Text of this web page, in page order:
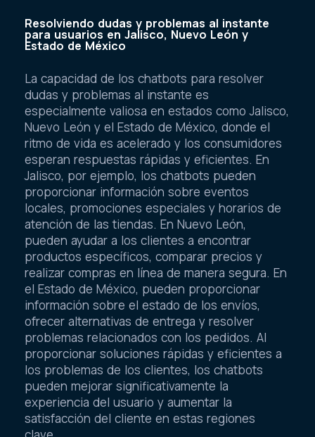
Resolviendo dudas y problemas al instante
para usuarios en Jalisco, Nuevo León y
Estado de México
La capacidad de los chatbots para resolver
dudas y problemas al instante es
especialmente valiosa en estados como Jalisco,
Nuevo León y el Estado de México, donde el
ritmo de vida es acelerado y los consumidores
esperan respuestas rápidas y eficientes. En
Jalisco, por ejemplo, los chatbots pueden
proporcionar información sobre eventos
locales, promociones especiales y horarios de
atención de las tiendas. En Nuevo León,
pueden ayudar a los clientes a encontrar
productos específicos, comparar precios y
realizar compras en línea de manera segura. En
el Estado de México, pueden proporcionar
información sobre el estado de los envíos,
ofrecer alternativas de entrega y resolver
problemas relacionados con los pedidos. Al
proporcionar soluciones rápidas y eficientes a
los problemas de los clientes, los chatbots
pueden mejorar significativamente la
experiencia del usuario y aumentar la
satisfacción del cliente en estas regiones